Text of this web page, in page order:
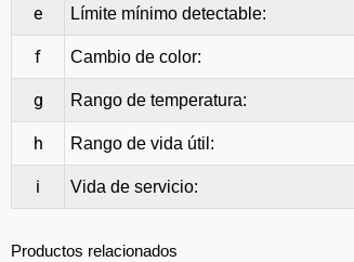
e Límite mínimo detectable:
f Cambio de color:
g Rango de temperatura:
h Rango de vida útil:
i Vida de servicio:
Productos relacionados